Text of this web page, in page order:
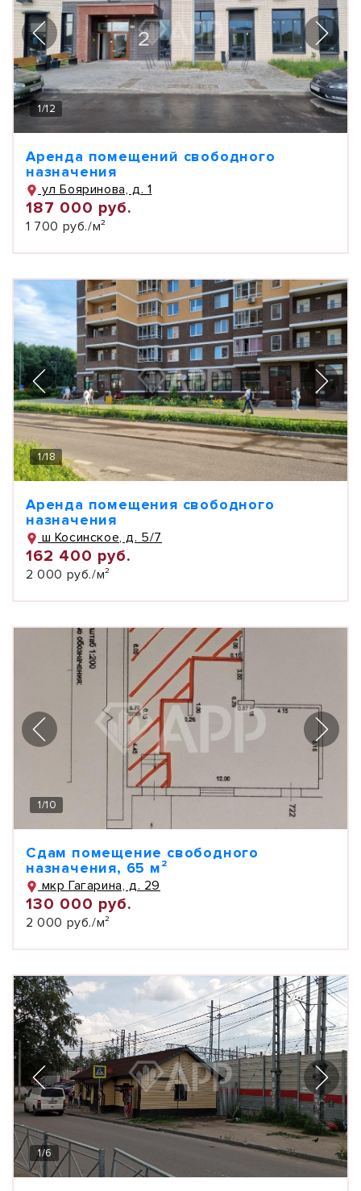
1/12
Аренда помещений свободного
назначения
ул Бояринова, д. 1
187 000 руб.
1 700 руб./м²
1/18
Аренда помещения свободного
назначения
ш Косинское, д. 5/7
162 400 руб.
2 000 руб./м²
1/10
Сдам помещение свободного
назначения, 65 м²
мкр Гагарина, д. 29
130 000 руб.
2 000 руб./м²
1/6